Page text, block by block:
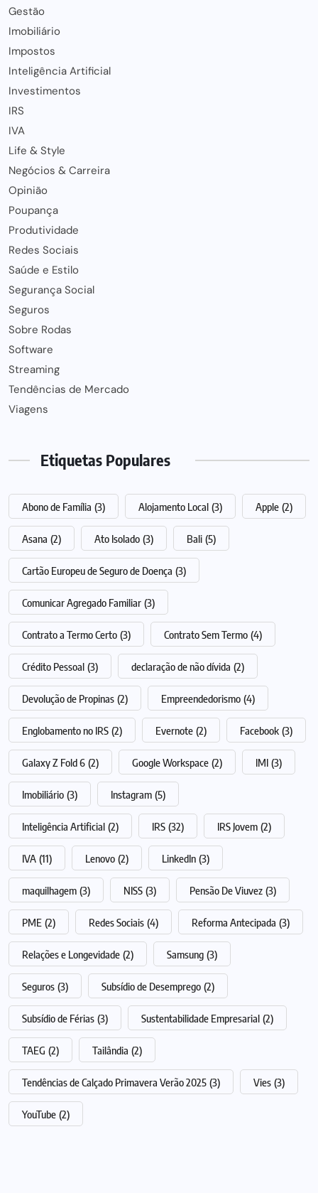
Gestão
Imobiliário
Impostos
Inteligência Artificial
Investimentos
IRS
IVA
Life & Style
Negócios & Carreira
Opinião
Poupança
Produtividade
Redes Sociais
Saúde e Estilo
Segurança Social
Seguros
Sobre Rodas
Software
Streaming
Tendências de Mercado
Viagens
Etiquetas Populares
Abono de Família (3) Alojamento Local (3) Apple (2)
Asana (2) Ato Isolado (3) Bali (5)
Cartão Europeu de Seguro de Doença (3)
Comunicar Agregado Familiar (3)
Contrato a Termo Certo (3) Contrato Sem Termo (4)
Crédito Pessoal (3) declaração de não dívida (2)
Devolução de Propinas (2) Empreendedorismo (4)
Englobamento no IRS (2) Evernote (2) Facebook (3)
Galaxy Z Fold 6 (2) Google Workspace (2) IMI (3)
Imobiliário (3) Instagram (5)
Inteligência Artificial (2) IRS (32) IRS Jovem (2)
IVA (11) Lenovo (2) LinkedIn (3)
maquilhagem (3) NISS (3) Pensão De Viuvez (3)
PME (2) Redes Sociais (4) Reforma Antecipada (3)
Relações e Longevidade (2) Samsung (3)
Seguros (3) Subsídio de Desemprego (2)
Subsídio de Férias (3) Sustentabilidade Empresarial (2)
TAEG (2) Tailândia (2)
Tendências de Calçado Primavera Verão 2025 (3) Vies (3)
YouTube (2)